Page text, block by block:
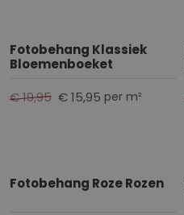
Fotobehang Klassiek
Bloemenboeket
€ 15,95 per m²
€ 19,95
Fotobehang Roze Rozen